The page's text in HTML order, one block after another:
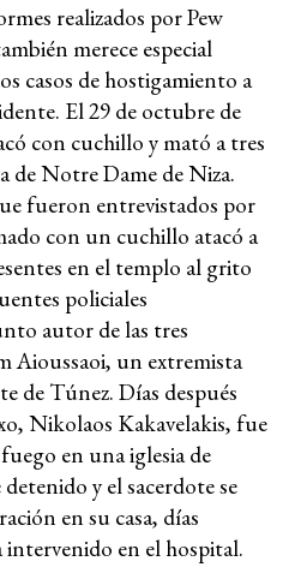
realizados por Pew
merece especial
casos de hostigamiento a
El 29 de octubre de
con cuchillo y mató a tres
de Notre Dame de Niza.
fueron entrevistados por
con un cuchillo atacó a
en el templo al grito
policiales
autor de las tres
Aioussaoi, un extremista
de Túnez. Días después
Nikolaos Kakavelakis, fue
en una iglesia de
y el sacerdote se
en su casa, días
intervenido en el hospital.